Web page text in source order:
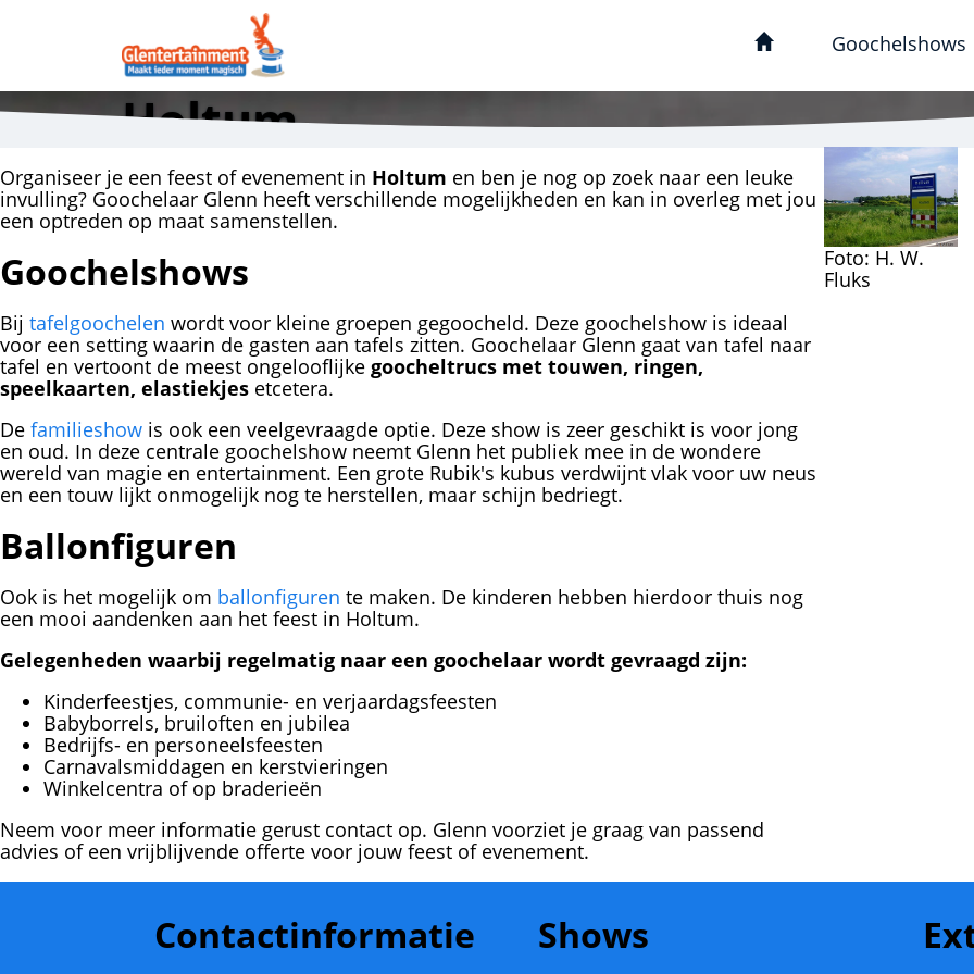
Goochelshows
Holtum
Organiseer je een feest of evenement in Holtum en ben je nog op zoek naar een leuke
invulling? Goochelaar Glenn heeft verschillende mogelijkheden en kan in overleg met jou
een optreden op maat samenstellen.
Goochelshows
Bij tafelgoochelen wordt voor kleine groepen gegoocheld. Deze goochelshow is ideaal
voor een setting waarin de gasten aan tafels zitten. Goochelaar Glenn gaat van tafel naar
tafel en vertoont de meest ongelooflijke goocheltrucs met touwen, ringen,
speelkaarten, elastiekjes etcetera.
De familieshow is ook een veelgevraagde optie. Deze show is zeer geschikt is voor jong
en oud. In deze centrale goochelshow neemt Glenn het publiek mee in de wondere
wereld van magie en entertainment. Een grote Rubik's kubus verdwijnt vlak voor uw neus
en een touw lijkt onmogelijk nog te herstellen, maar schijn bedriegt.
Ballonfiguren
Ook is het mogelijk om ballonfiguren te maken. De kinderen hebben hierdoor thuis nog
een mooi aandenken aan het feest in Holtum.
Gelegenheden waarbij regelmatig naar een goochelaar wordt gevraagd zijn:
Kinderfeestjes, communie- en verjaardagsfeesten
Babyborrels, bruiloften en jubilea
Bedrijfs- en personeelsfeesten
Carnavalsmiddagen en kerstvieringen
Winkelcentra of op braderieën
Neem voor meer informatie gerust contact op. Glenn voorziet je graag van passend
advies of een vrijblijvende offerte voor jouw feest of evenement.
Foto: H. W.
Fluks
Contactinformatie Shows